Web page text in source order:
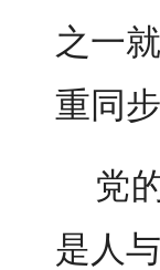
之一
重同
党
是人